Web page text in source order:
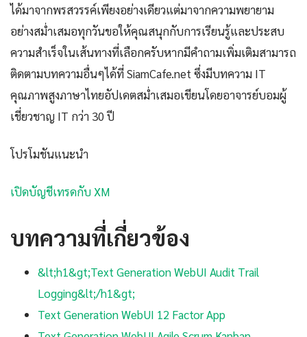
ได้มาจากพรสวรรค์เพียงอย่างเดียวแต่มาจากความพยายาม
อย่างสม่ำเสมอทุกวันขอให้คุณสนุกกับการเรียนรู้และประสบ
ความสำเร็จในเส้นทางที่เลือกครับหากมีคำถามเพิ่มเติมสามารถ
ติดตามบทความอื่นๆได้ที่ SiamCafe.net ซึ่งมีบทความ IT
คุณภาพสูงภาษาไทยอัปเดตสม่ำเสมอเขียนโดยอาจารย์บอมผู้
เชี่ยวชาญ IT กว่า 30 ปี
โปรโมชันแนะนำ
เปิดบัญชีเทรดกับ XM
บทความที่เกี่ยวข้อง
&lt;h1&gt;Text Generation WebUI Audit Trail
Logging&lt;/h1&gt;
Text Generation WebUI 12 Factor App